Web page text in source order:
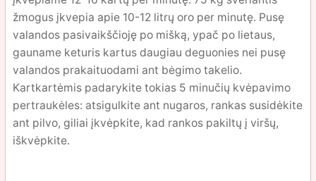
žmogus įkvepia apie 10-12 litrų oro per minutę. Pusę
valandos pasivaikščioję po mišką, ypač po lietaus,
gauname keturis kartus daugiau deguonies nei pusę
valandos prakaituodami ant bėgimo takelio.
Kartkartėmis padarykite tokias 5 minučių kvėpavimo
pertraukėles: atsigulkite ant nugaros, rankas susidėkite
ant pilvo, giliai įkvėpkite, kad rankos pakiltų į viršų,
iškvėpkite.